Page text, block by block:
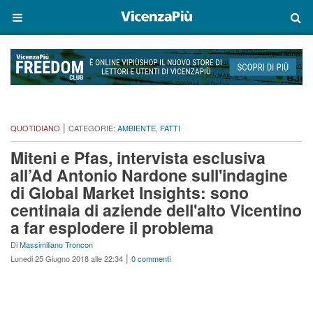
QUOTIDIANO | CATEGORIE: AMBIENTE, FATTI
Miteni e Pfas, intervista esclusiva
all’Ad Antonio Nardone sull'indagine
di Global Market Insights: sono
centinaia di aziende dell'alto Vicentino
a far esplodere il problema
DiMassimiliano Troncon
Lunedi 25 Giugno 2018 alle 22:34 | 0 commenti